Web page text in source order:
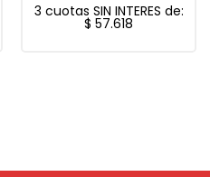
3 cuotas SIN INTERES de:
$ 57.618